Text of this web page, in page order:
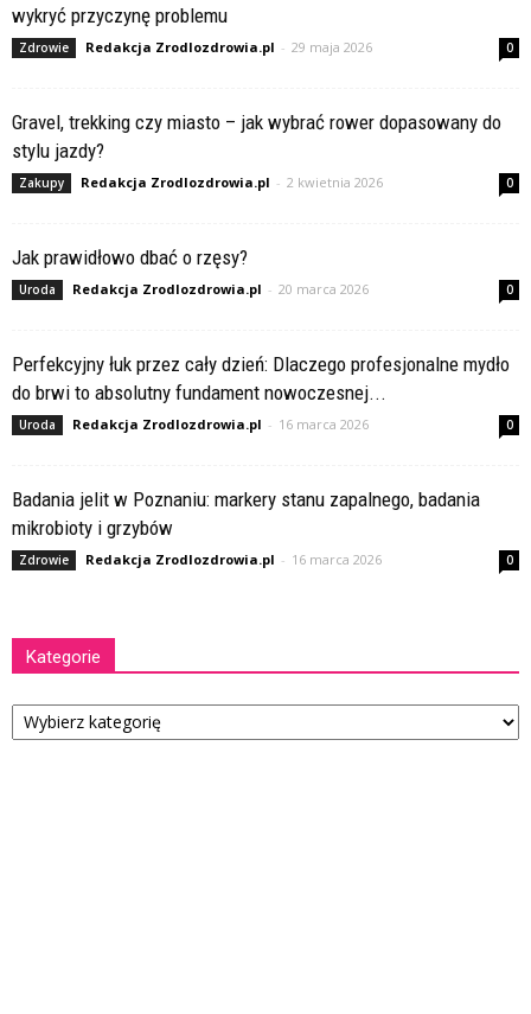
wykryć przyczynę problemu
Zdrowie Redakcja Zrodlozdrowia.pl - 29 maja 2026 0
Gravel, trekking czy miasto – jak wybrać rower dopasowany do
stylu jazdy?
Zakupy Redakcja Zrodlozdrowia.pl - 2 kwietnia 2026 0
Jak prawidłowo dbać o rzęsy?
Uroda Redakcja Zrodlozdrowia.pl - 20 marca 2026 0
Perfekcyjny łuk przez cały dzień: Dlaczego profesjonalne mydło
do brwi to absolutny fundament nowoczesnej...
Uroda Redakcja Zrodlozdrowia.pl - 16 marca 2026 0
Badania jelit w Poznaniu: markery stanu zapalnego, badania
mikrobioty i grzybów
Zdrowie Redakcja Zrodlozdrowia.pl - 16 marca 2026 0
Kategorie
Kategorie